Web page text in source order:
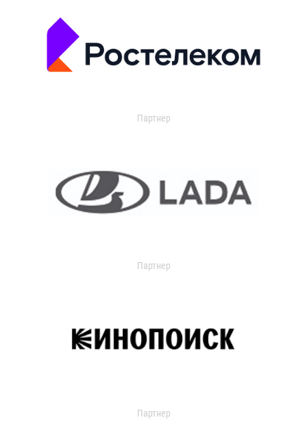
Партнер
Партнер
Партнер